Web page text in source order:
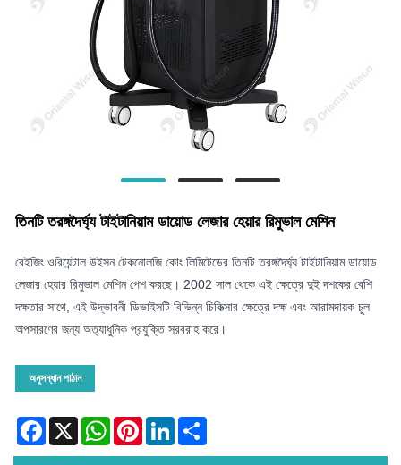
তিনটি তরঙ্গদৈর্ঘ্য টাইটানিয়াম ডায়োড লেজার হেয়ার রিমুভাল মেশিন
বেইজিং ওরিয়েন্টাল উইসন টেকনোলজি কোং লিমিটেডের তিনটি তরঙ্গদৈর্ঘ্য টাইটানিয়াম ডায়োড
লেজার হেয়ার রিমুভাল মেশিন পেশ করছে। 2002 সাল থেকে এই ক্ষেত্রে দুই দশকের বেশি
দক্ষতার সাথে, এই উদ্ভাবনী ডিভাইসটি বিভিন্ন চিকিত্সার ক্ষেত্রে দক্ষ এবং আরামদায়ক চুল
অপসারণের জন্য অত্যাধুনিক প্রযুক্তি সরবরাহ করে।
অনুসন্ধান পাঠান
Facebook
X WhatsAppPinterestLinkedIn